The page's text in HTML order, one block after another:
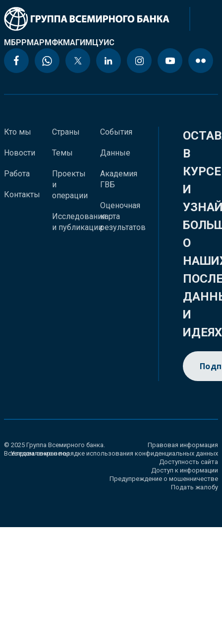
МБРРМАРМФКМАГИМЦУИС
Кто мы
Новости
Работа
Контакты
Страны
Темы
Проекты
и
операции
Исследования
и публикации
События
Данные
Академия
ГВБ
Оценочная
карта
результатов
В
КУРСЕ
И
О
И
ИДЕЯХ
© 2025 Группа Всемирного банка.
Все права сохранены.
Правовая информация
Уведомление о порядке использования конфиденциальных данных
Доступность сайта
Доступ к информации
Предупреждение о мошенничестве
Подать жалобу